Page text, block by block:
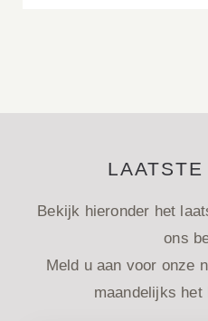
Bekijk hieronder het
ons
Meld u aan voor onze
maandelijks